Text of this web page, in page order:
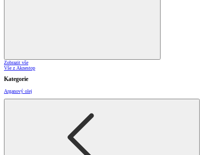
Zobrazit vše
Vše z Aknestop
Kategorie
Arganový olej